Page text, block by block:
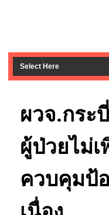
ผวจ.กระ
ผู้ป่วยไม่
ควบคุมป้